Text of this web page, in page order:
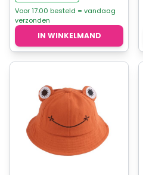
Voor 17.00 besteld = vandaag
verzonden
IN WINKELMAND